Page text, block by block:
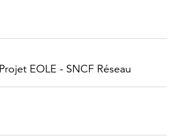
EOLE - SNCF Réseau